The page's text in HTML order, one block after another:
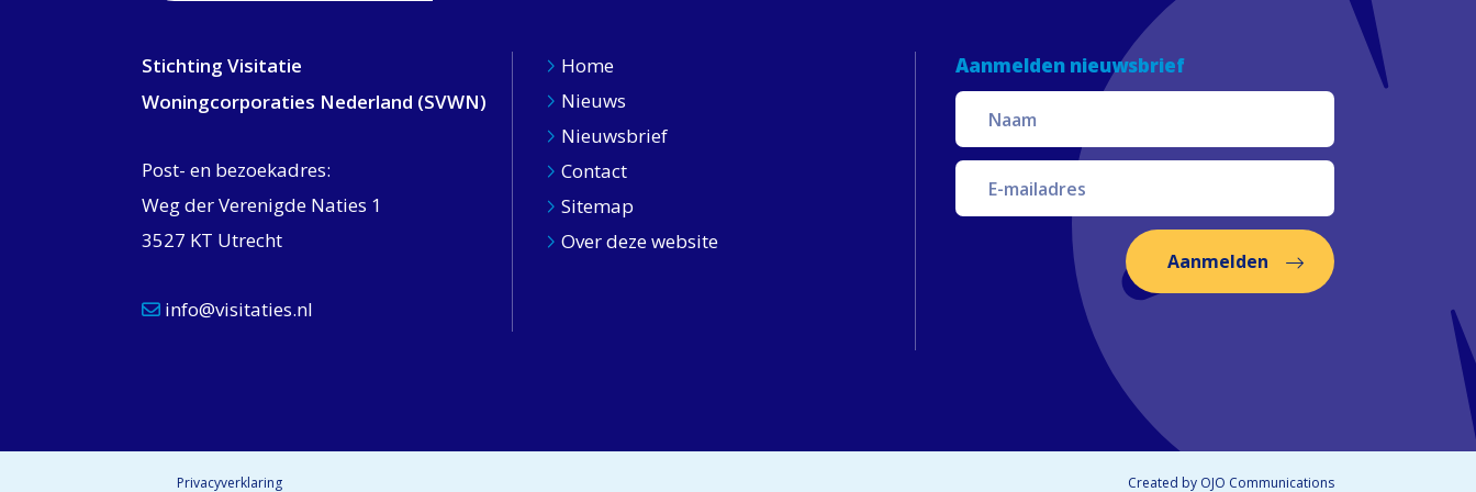
Stichting Visitatie
Woningcorporaties Nederland (SVWN)
Post- en bezoekadres:
Weg der Verenigde Naties 1
3527 KT Utrecht
info@visitaties.nl
Home
Nieuws
Nieuwsbrief
Contact
Sitemap
Over deze website
Aanmelden nieuwsbrief
Aanmelden
Privacyverklaring Created by OJO Communications